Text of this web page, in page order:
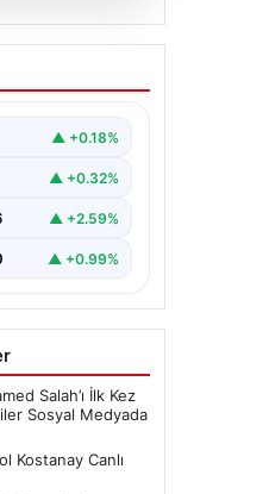
– Tobol
▲ +0.18%
▲ +0.32%
▲ +2.59%
▲ +0.99%
Salah’ı İlk Kez
Sosyal Medyada
Kostanay Canlı